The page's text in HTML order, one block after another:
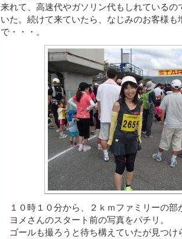
来れて、高速代やガソリン代もしれているの
いた。続けて来ていたら、なじみのお客様も
で・・・。
１０時１０分から、２ｋｍファミリーの部
ヨメさんのスタート前の写真をパチリ。
ゴールも撮ろうと待ち構えていたが見つけ